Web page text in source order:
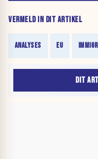
VERMELD IN DIT ARTIKEL
ANALYSES EU
DIT